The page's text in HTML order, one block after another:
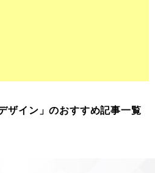
ザイン」のおすすめ記事一覧